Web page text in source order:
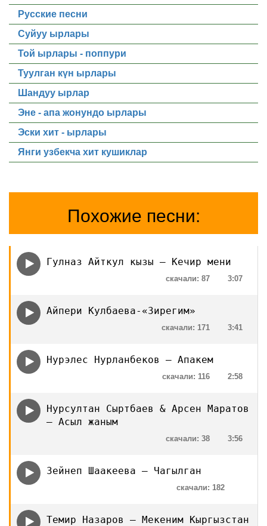
Русские песни
Суйуу ырлары
Той ырлары - поппури
Туулган күн ырлары
Шандуу ырлар
Эне - апа жонундо ырлары
Эски хит - ырлары
Янги узбекча хит кушиклар
Похожие песни:
Гулназ Айткул кызы — Кечир мени
3:07
скачали: 87
Айпери Кулбаева-«Зирегим»
3:41
скачали: 171
Нурэлес Нурланбеков — Апакем
2:58
скачали: 116
Нурсултан Сыртбаев & Арсен Маратов
— Асыл жаным
3:56
скачали: 38
Зейнеп Шаакеева — Чагылган
скачали: 182
Темир Назаров — Мекеним Кыргызстан